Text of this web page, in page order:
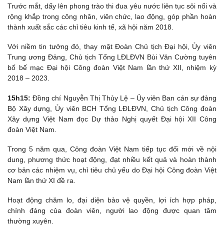
Trước mắt, dấy lên phong trào thi đua yêu nước liên tục sôi nổi và
rộng khắp trong công nhân, viên chức, lao động, góp phần hoàn
thành xuất sắc các chỉ tiêu kinh tế, xã hội năm 2018.
Với niềm tin tưởng đó, thay mặt Đoàn Chủ tịch Đại hội, Ủy viên
Trung ương Đảng, Chủ tịch Tổng LĐLĐVN Bùi Văn Cường tuyên
bố bế mạc Đại hội Công đoàn Việt Nam lần thứ XII, nhiệm kỳ
2018 – 2023.
15h15:Đồng chí Nguyễn Thị Thủy Lệ – Ủy viên Ban cán sự đảng
Bộ Xây dựng, Ủy viên BCH Tổng LĐLĐVN, Chủ tịch Công đoàn
Xây dựng Việt Nam đọc Dự thảo Nghị quyết Đại hội XII Công
đoàn Việt Nam.
Trong 5 năm qua, Công đoàn Việt Nam tiếp tục đổi mới về nội
dung, phương thức hoạt động, đạt nhiều kết quả và hoàn thành
cơ bản các nhiệm vụ, chỉ tiêu chủ yếu do Đại hội Công đoàn Việt
Nam lần thứ XI đề ra.
Hoạt động chăm lo, đại diện bảo vệ quyền, lợi ích hợp pháp,
chính đáng của đoàn viên, người lao động được quan tâm
thường xuyên.